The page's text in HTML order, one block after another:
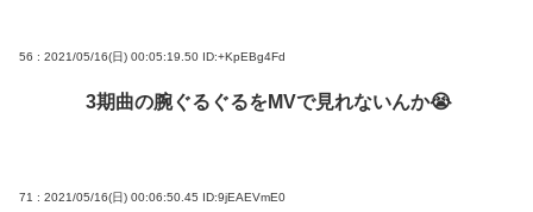
56 : 2021/05/16(日) 00:05:19.50 ID:+KpEBg4Fd
3期曲の腕ぐるぐるをMVで見れないんか😭
71 : 2021/05/16(日) 00:06:50.45 ID:9jEAEVmE0